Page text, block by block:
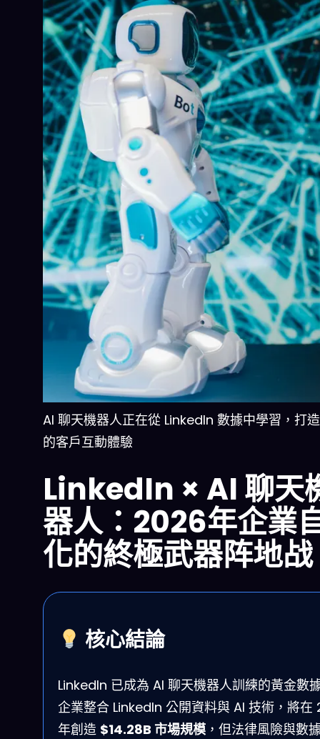
AI 聊天機器人正在從 LinkedIn 數據中學習，打
的客戶互動體驗
LinkedIn × AI 聊天
器人：2026年企業
化的終極武器阵地战
核心結論
LinkedIn 已成為 AI 聊天機器人訓練的黃金數
企業整合 LinkedIn 公開資料與 AI 技術，將在
年創造 $14.28B 市場規模 ，但法律風險與數